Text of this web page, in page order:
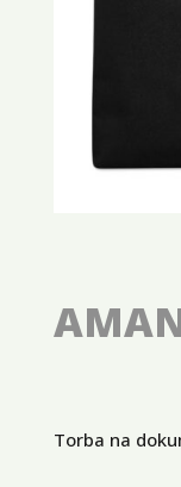
Torba na